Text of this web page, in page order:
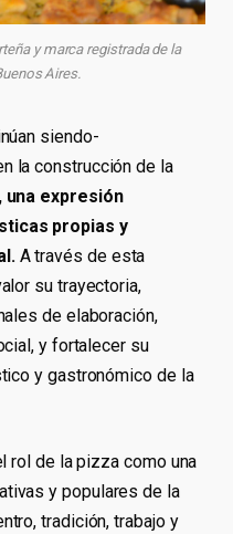
y marca registrada de la
Aires.
siendo-
la construcción de la
una expresión
propias y
A través de esta
su trayectoria,
de elaboración,
y fortalecer su
y gastronómico de la
rol de la pizza como una
y populares de la
tradición, trabajo y